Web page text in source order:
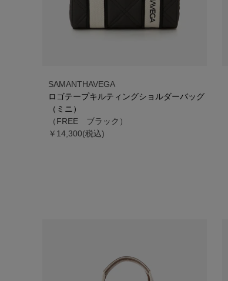
SAMANTHAVEGA
ロゴテープキルティングショルダーバッグ
（ミニ）
（FREE ブラック）
￥14,300(税込)